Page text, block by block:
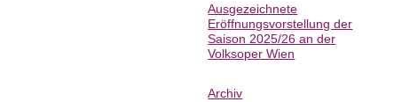
Ausgezeichnete
Eröffnungsvorstellung der
Saison 2025/26 an der
Volksoper Wien
Archiv